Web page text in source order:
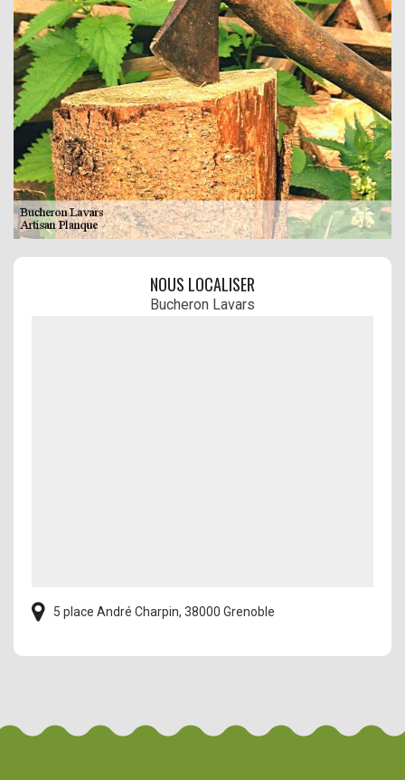
NOUS LOCALISER
Bucheron Lavars
5 place André Charpin, 38000 Grenoble